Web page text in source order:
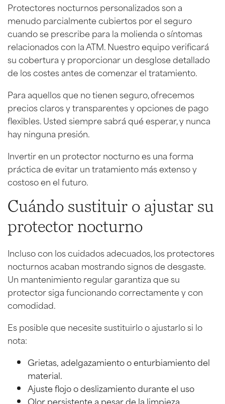
Protectores nocturnos personalizados son a
menudo parcialmente cubiertos por el seguro
cuando se prescribe para la molienda o síntomas
relacionados con la ATM. Nuestro equipo verificará
su cobertura y proporcionar un desglose detallado
de los costes antes de comenzar el tratamiento.
Para aquellos que no tienen seguro, ofrecemos
precios claros y transparentes y opciones de pago
flexibles. Usted siempre sabrá qué esperar, y nunca
hay ninguna presión.
Invertir en un protector nocturno es una forma
práctica de evitar un tratamiento más extenso y
costoso en el futuro.
Cuándo sustituir o ajustar su
protector nocturno
Incluso con los cuidados adecuados, los protectores
nocturnos acaban mostrando signos de desgaste.
Un mantenimiento regular garantiza que su
protector siga funcionando correctamente y con
comodidad.
Es posible que necesite sustituirlo o ajustarlo si lo
nota:
Grietas, adelgazamiento o enturbiamiento del
material.
Ajuste flojo o deslizamiento durante el uso
Olor persistente a pesar de la limpieza